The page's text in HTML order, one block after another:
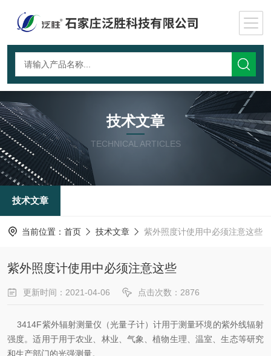
技术文章
TECHNICAL ARTICLES
技术文章
当前位置： 首页 技术文章 紫外照度计使用中必须注意这些
紫外照度计使用中必须注意这些
更新时间：2021-04-06 点击次数：2876
3414F紫外辐射测量仪（光量子计）计用于测量环境的紫外线辐射
强度。适用于用于农业、林业、气象、植物生理、温室、生态等研究
和生产部门的光强测量。